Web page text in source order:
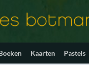
Kaarten Pastels